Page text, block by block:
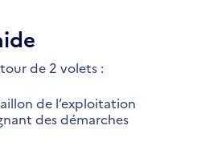
de 2 volets :
de l’exploitation
des démarches